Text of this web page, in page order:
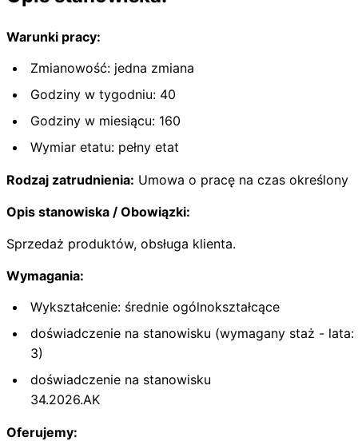
Warunki pracy:
Zmianowość: jedna zmiana
Godziny w tygodniu: 40
Godziny w miesiącu: 160
Wymiar etatu: pełny etat
Rodzaj zatrudnienia: Umowa o pracę na czas określony
Opis stanowiska / Obowiązki:
Sprzedaż produktów, obsługa klienta.
Wymagania:
Wykształcenie: średnie ogólnokształcące
doświadczenie na stanowisku (wymagany staż - lata:
3)
doświadczenie na stanowisku
34.2026.AK
Oferujemy: